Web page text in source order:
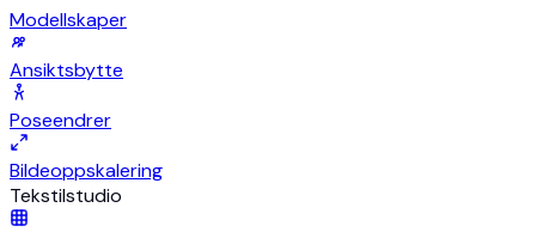
Modellskaper
Ansiktsbytte
Poseendrer
Bildeoppskalering
Tekstilstudio